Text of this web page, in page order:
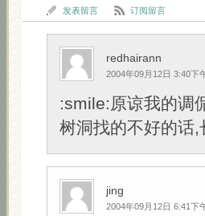
发表留言 订阅留言
redhairann
2004年09月12日 3:40下
:smile:原谅我的调
树洞找的不好的话
jing
2004年09月12日 6:41下